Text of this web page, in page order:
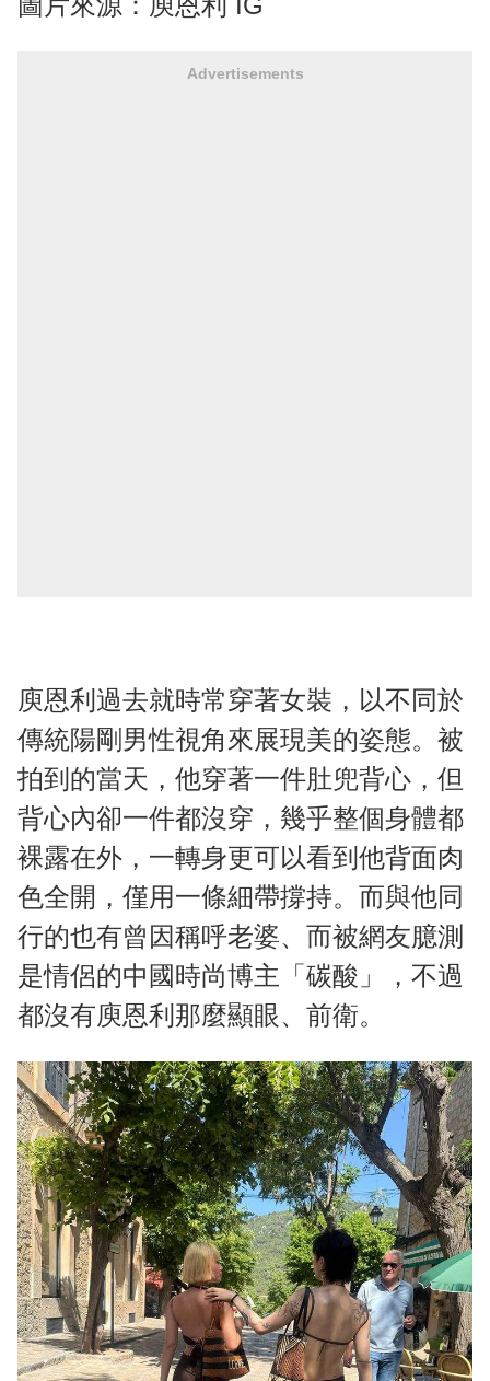
Advertisements
庾恩利過去就時常穿著女裝，以不同於
傳統陽剛男性視角來展現美的姿態。被
拍到的當天，他穿著一件肚兜背心，但
背心內卻一件都沒穿，幾乎整個身體都
裸露在外，一轉身更可以看到他背面肉
色全開，僅用一條細帶撐持。而與他同
行的也有曾因稱呼老婆、而被網友臆測
是情侶的中國時尚博主「碳酸」，不過
都沒有庾恩利那麼顯眼、前衛。